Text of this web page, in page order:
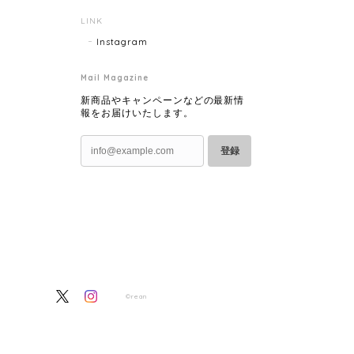
LINK
Instagram
Mail Magazine
新商品やキャンペーンなどの最新情
報をお届けいたします。
登録
©rean